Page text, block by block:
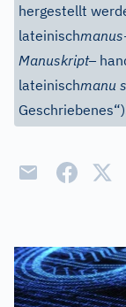
hergestellt
lateinischmanus
Manuskript–
lateinischmanu